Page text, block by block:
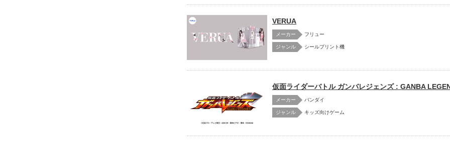
VERUA
メーカー フリュー
シールプリント機
仮面ライダーバトル ガンバレジェンズ : GANBA
メーカー バンダイ
キッズ向けゲーム